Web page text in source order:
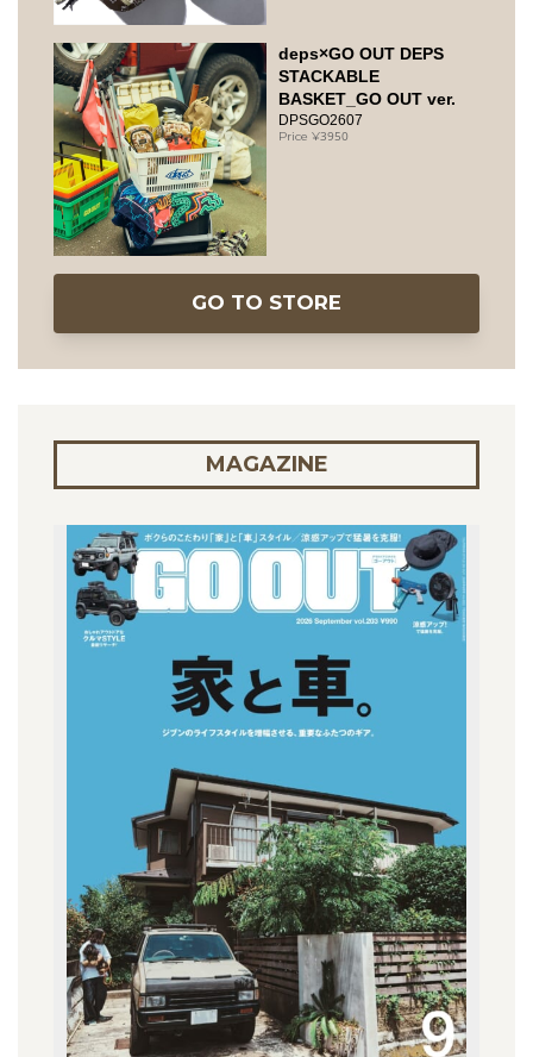
deps×GO OUT DEPS
STACKABLE
BASKET_GO OUT ver.
DPSGO2607
3950
GO TO STORE
MAGAZINE